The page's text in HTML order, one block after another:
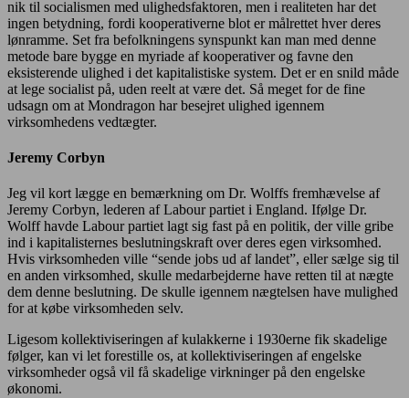
nik til socialismen med ulighedsfaktoren, men i realiteten har det
ingen betydning, fordi kooperativerne blot er målrettet hver deres
lønramme. Set fra befolkningens synspunkt kan man med denne
metode bare bygge en myriade af kooperativer og favne den
eksisterende ulighed i det kapitalistiske system. Det er en snild måde
at lege socialist på, uden reelt at være det. Så meget for de fine
udsagn om at Mondragon har besejret ulighed igennem
virksomhedens vedtægter.
Jeremy Corbyn
Jeg vil kort lægge en bemærkning om Dr. Wolffs fremhævelse af
Jeremy Corbyn, lederen af Labour partiet i England. Ifølge Dr.
Wolff havde Labour partiet lagt sig fast på en politik, der ville gribe
ind i kapitalisternes beslutningskraft over deres egen virksomhed.
Hvis virksomheden ville “sende jobs ud af landet”, eller sælge sig til
en anden virksomhed, skulle medarbejderne have retten til at nægte
dem denne beslutning. De skulle igennem nægtelsen have mulighed
for at købe virksomheden selv.
Ligesom kollektiviseringen af kulakkerne i 1930erne fik skadelige
følger, kan vi let forestille os, at kollektiviseringen af engelske
virksomheder også vil få skadelige virkninger på den engelske
økonomi.